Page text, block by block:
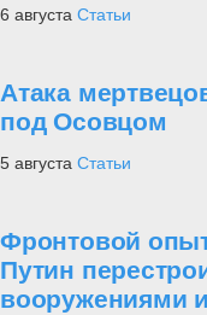
6 августа Статьи
Атака
под Осовцом
5 августа Статьи
Фронтовой
Путин
вооружениями